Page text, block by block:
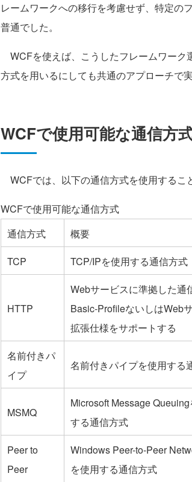
レームワークへの移行を考慮せず、特定の
普通でした。
WCFを使えば、こうしたフレームワーク
方式を用いるにしても共通のアプローチで
WCFで使用可能な通信方
WCFでは、以下の通信方式を使用するこ
WCFで使用可能な通信方式
通信方式
概要
TCP
TCP/IPを使用する通信方式
HTTP
Webサービスに準拠した通
Basic-ProfileないしはWeb
拡張仕様をサポートする
名前付きパ
イプ
名前付きパイプを使用する
MSMQ
Microsoft Message
する通信方式
Peer to
Peer
Windows Peer-to-Peer
を使用する通信方式